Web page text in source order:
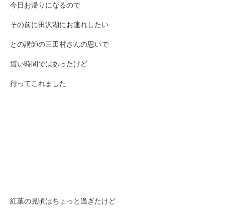
今日お帰りになるので
その前に田沢湖にお連れしたい
との講師の三田村さんの思いで
短い時間ではあったけど
行ってこれました
紅葉の見頃はちょっと過ぎたけど